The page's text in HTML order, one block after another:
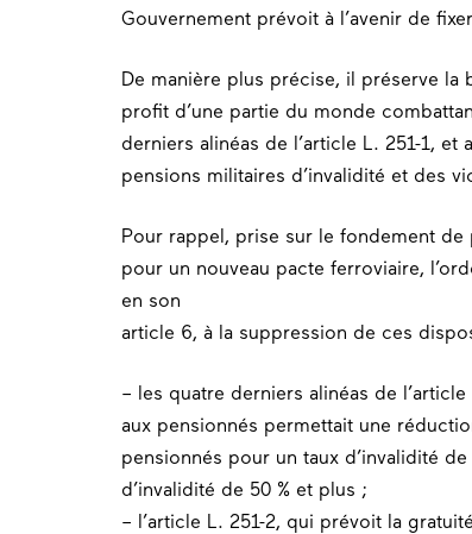
Gouvernement prévoit à l’avenir de
De manière plus précise, il préserve la
profit d’une partie du monde
derniers alinéas de l’article L. 251-1,
pensions militaires d’invalidité et des
Pour rappel, prise sur le fondement de
pour un nouveau pacte ferroviaire,
en son
article 6, à la suppression de ces
– les quatre derniers alinéas de
aux pensionnés permettait une
pensionnés pour un taux d’invalidité
d’invalidité de 50 % et plus ;
– l’article L. 251-2, qui prévoit la